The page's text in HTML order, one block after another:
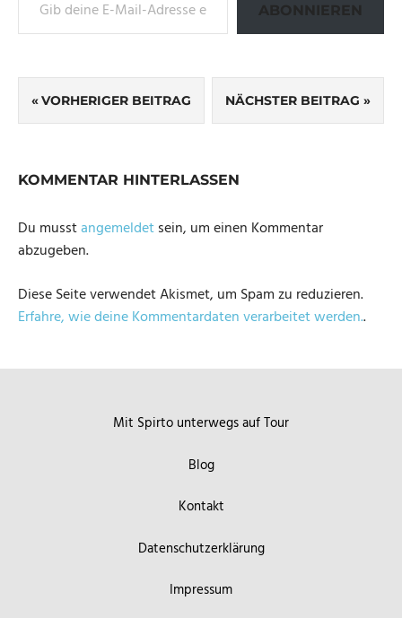
ABONNIEREN
Beitragsnavigation
VORHERIGER BEITRAG NÄCHSTER BEITRAG
KOMMENTAR HINTERLASSEN
Du musstangemeldetsein, um einen Kommentar
abzugeben.
Diese Seite verwendet Akismet, um Spam zu reduzieren.
Erfahre, wie deine Kommentardaten verarbeitet werden..
Mit Spirto unterwegs auf Tour
Blog
Kontakt
Datenschutzerklärung
Impressum